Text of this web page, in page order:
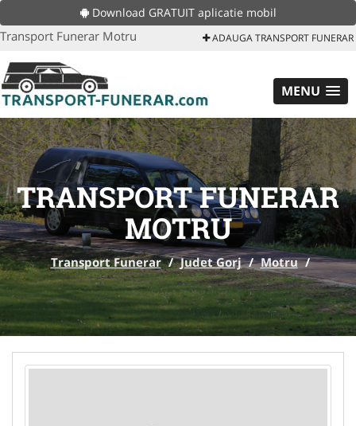
Download GRATUIT aplicatie mobil
Transport Funerar Motru ADAUGA TRANSPORT FUNERAR
MENU
TRANSPORT FUNERAR
MOTRU
Transport Funerar / Judet Gorj / Motru /